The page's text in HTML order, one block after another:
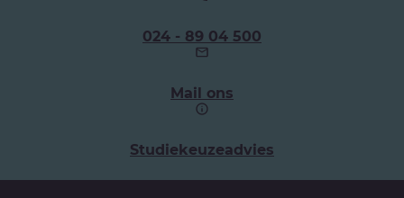
Ons
telefoonnummer:
024 - 89 04 500
Mail ons
Studiekeuzeadvies